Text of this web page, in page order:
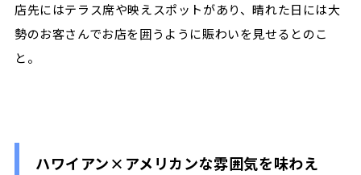
店先にはテラス席や映えスポットがあり、晴れた日には大
勢のお客さんでお店を囲うように賑わいを見せるとのこ
と。
ハワイアン× アメリカンな雰囲気を味わえ